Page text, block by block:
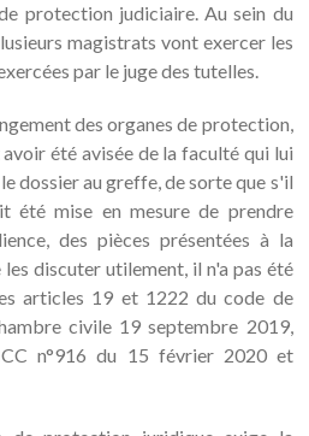
protection judiciaire. Au sein du
magistrats vont exercer les
par le juge des tutelles.
des organes de protection,
été avisée de la faculté qui lui
dossier au greffe, de sorte que s'il
été mise en mesure de prendre
des pièces présentées à la
discuter utilement, il n'a pas été
articles 19 et 1222 du code de
civile 19 septembre 2019,
n°916 du 15 février 2020 et